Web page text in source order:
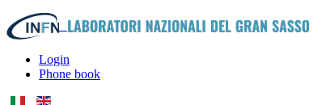
Login
Phone book